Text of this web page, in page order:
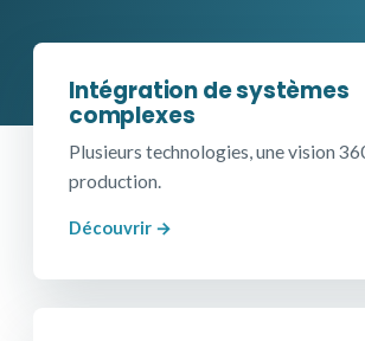
Intégration de systèmes
complexes
Plusieurs technologies, une vision
production.
Découvrir →